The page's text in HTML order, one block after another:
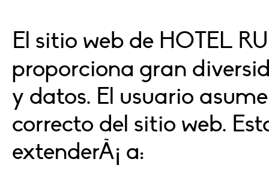
El sitio web de HOTEL
proporciona gran
y datos. El usuario
correcto del sitio web.
extenderÃ¡ a: